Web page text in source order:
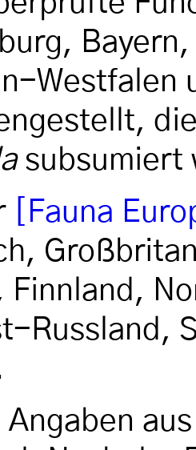
Westfalen
subsumiert
[Fauna
Finnland,
Russland,
Angaben